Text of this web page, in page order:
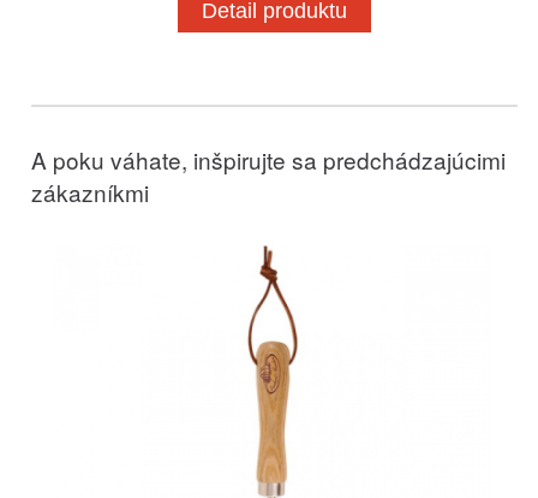
Detail produktu
A poku váhate, inšpirujte sa predchádzajúcimi
zákazníkmi